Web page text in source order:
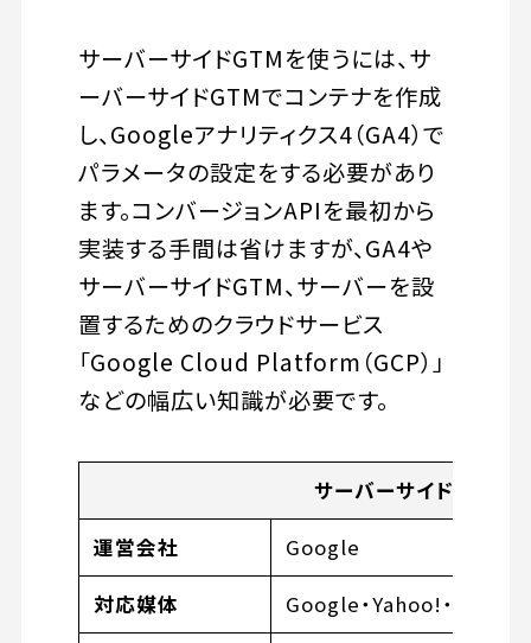
サーバーサイドGTMを使うには、サ
ーバーサイドGTMでコンテナを作成
し、Googleアナリティクス4（GA4）で
パラメータの設定をする必要があり
ます。コンバージョンAPIを最初から
実装する手間は省けますが、GA4や
サーバーサイドGTM、サーバーを設
置するためのクラウドサービス
「Google Cloud Platform（GCP）」
などの幅広い知識が必要です。
サーバーサイドGTM
運営会社
Google
対応媒体
Google・Yahoo!・